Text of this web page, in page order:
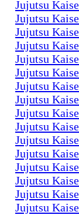
Jujutsu
Jujutsu
Jujutsu
Jujutsu
Jujutsu
Jujutsu
Jujutsu
Jujutsu
Jujutsu
Jujutsu
Jujutsu
Jujutsu
Jujutsu
Jujutsu
Jujutsu
Jujutsu